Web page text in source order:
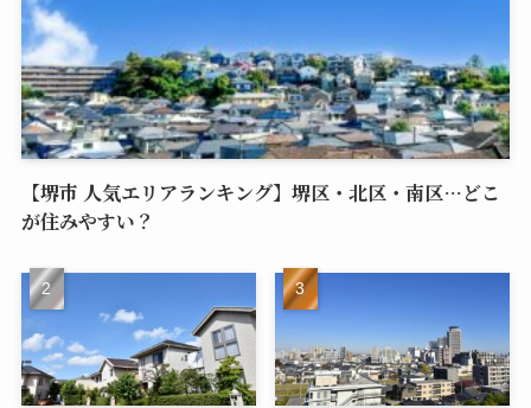
【堺市 人気エリアランキング】堺区・北区・南区…どこ
が住みやすい？